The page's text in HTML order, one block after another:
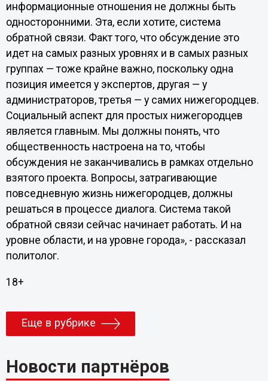
информационные отношения не должны быть
односторонними. Эта, если хотите, система
обратной связи. Факт того, что обсуждение это
идет на самых разных уровнях и в самых разных
группах — тоже крайне важно, поскольку одна
позиция имеется у экспертов, другая — у
администраторов, третья — у самих нижегородцев.
Социальный аспект для простых нижегородцев
является главным. Мы должны понять, что
общественность настроена на то, чтобы
обсуждения не заканчивались в рамках отдельно
взятого проекта. Вопросы, затрагивающие
повседневную жизнь нижегородцев, должны
решаться в процессе диалога. Система такой
обратной связи сейчас начинает работать. И на
уровне области, и на уровне города», - рассказал
политолог.
18+
Еще в рубрике
Новости партнёров